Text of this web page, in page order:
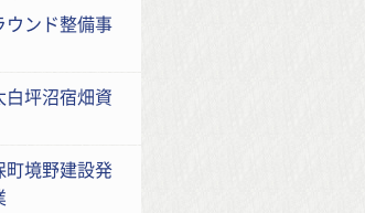
ウンド整備事
坪沼宿畑資
境野建設発